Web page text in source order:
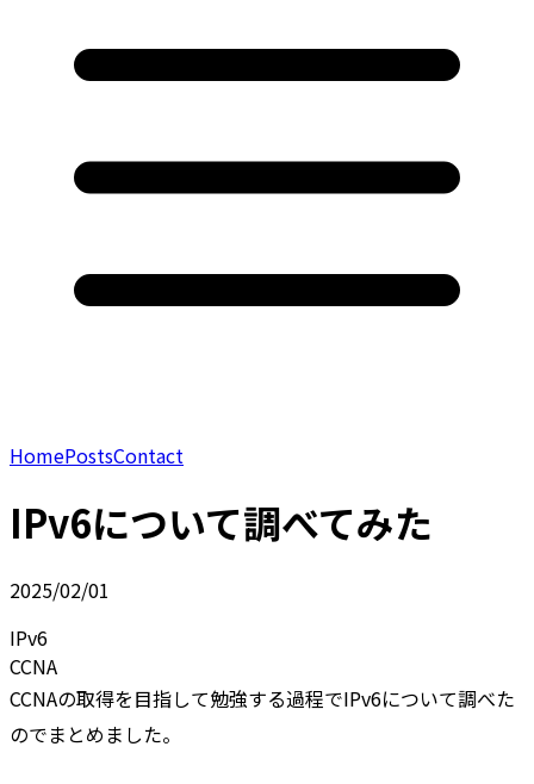
HomePostsContact
IPv6について調べてみた
2025/02/01
IPv6
CCNA
CCNAの取得を目指して勉強する過程でIPv6について調べた
のでまとめました。